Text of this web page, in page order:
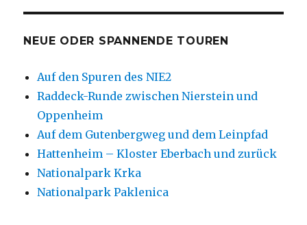
NEUE ODER SPANNENDE TOUREN
Auf den Spuren des NIE2
Raddeck-Runde zwischen Nierstein und
Oppenheim
Auf dem Gutenbergweg und dem Leinpfad
Hattenheim – Kloster Eberbach und zurück
Nationalpark Krka
Nationalpark Paklenica